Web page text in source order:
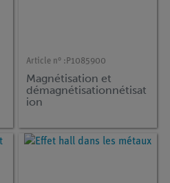
Article n° : P1085900
Magnétisation et
démagnétisationnétisat
ion